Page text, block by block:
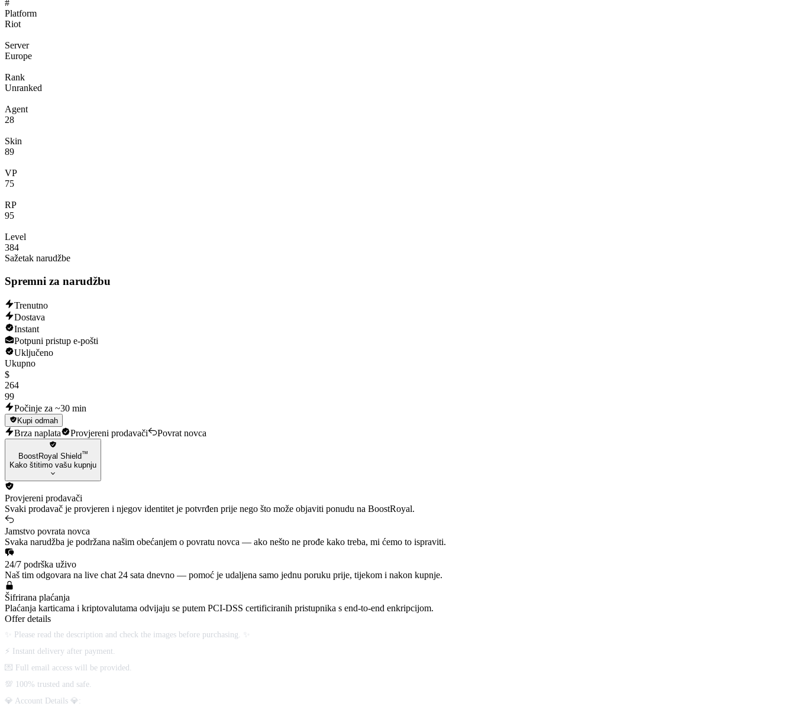
#
Platform
Riot
Server
Europe
Rank
Unranked
Agent
28
Skin
89
VP
75
RP
95
Level
384
Sažetak narudžbe
Spremni za narudžbu
Trenutno
Dostava
Instant
Potpuni pristup e-pošti
Uključeno
Ukupno
$
264
99
Počinje za ~30 min
Kupi odmah
Brza naplata Provjereni prodavači Povrat novca
BoostRoyal Shield™
Kako štitimo vašu kupnju
Provjereni prodavači
Svaki prodavač je provjeren i njegov identitet je potvrđen prije nego što može objaviti ponudu na BoostRoyal.
Jamstvo povrata novca
Svaka narudžba je podržana našim obećanjem o povratu novca — ako nešto ne prođe kako treba, mi ćemo to ispraviti.
24/7 podrška uživo
Naš tim odgovara na live chat 24 sata dnevno — pomoć je udaljena samo jednu poruku prije, tijekom i nakon kupnje.
Šifrirana plaćanja
Plaćanja karticama i kriptovalutama odvijaju se putem PCI-DSS certificiranih pristupnika s end-to-end enkripcijom.
Offer details
✨ Please read the description and check the images before purchasing. ✨
⚡ Instant delivery after payment.
💌 Full email access will be provided.
💯 100% trusted and safe.
💎 Account Details 💎: